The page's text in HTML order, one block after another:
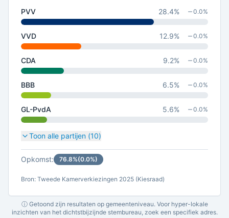
PVV
28.4% 0.0%
VVD 12.9% 0.0%
CDA 9.2% 0.0%
BBB 6.5% 0.0%
GL-PvdA 5.6% 0.0%
Toon alle partijen (10)
Opkomst: 76.8%(0.0%)
Bron: Tweede Kamerverkiezingen 2025 (Kiesraad)
ⓘ Getoond zijn resultaten op gemeenteniveau. Voor hyper-lokale
inzichten van het dichtstbijzijnde stembureau, zoek een specifiek adres.